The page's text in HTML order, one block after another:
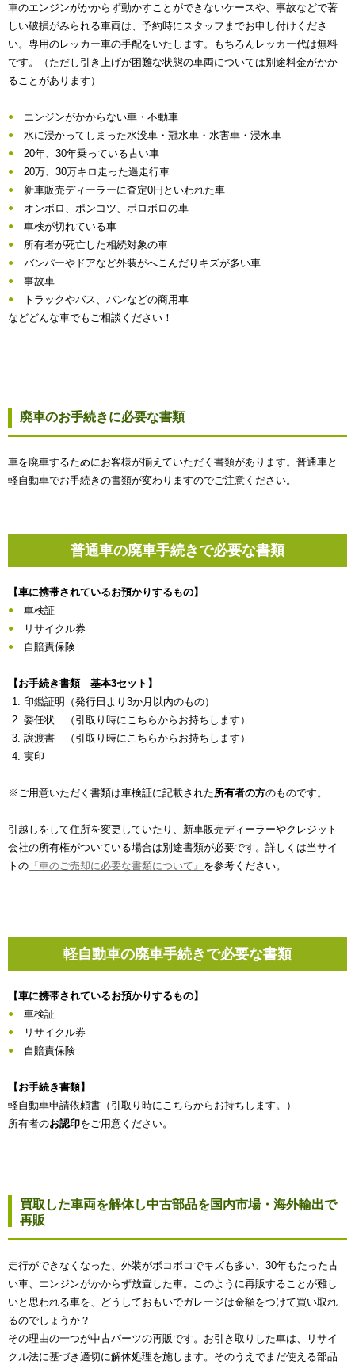
車のエンジンがかからず動かすことができないケースや、事故などで著
しい破損がみられる車両は、予約時にスタッフまでお申し付けくださ
い。専用のレッカー車の手配をいたします。もちろんレッカー代は無料
です。（ただし引き上げが困難な状態の車両については別途料金がかか
ることがあります）
エンジンがかからない車・不動車
水に浸かってしまった水没車・冠水車・水害車・浸水車
20年、30年乗っている古い車
20万、30万キロ走った過走行車
新車販売ディーラーに査定0円といわれた車
オンボロ、ポンコツ、ボロボロの車
車検が切れている車
所有者が死亡した相続対象の車
バンパーやドアなど外装がへこんだりキズが多い車
事故車
トラックやバス、バンなどの商用車
などどんな車でもご相談ください！
廃車のお手続きに必要な書類
車を廃車するためにお客様が揃えていただく書類があります。普通車と
軽自動車でお手続きの書類が変わりますのでご注意ください。
普通車の廃車手続きで必要な書類
【車に携帯されているお預かりするもの】
車検証
リサイクル券
自賠責保険
【お手続き書類 基本3セット】
印鑑証明（発行日より3か月以内のもの）
委任状 （引取り時にこちらからお持ちします）
譲渡書 （引取り時にこちらからお持ちします）
実印
※ご用意いただく書類は車検証に記載された所有者の方のものです。
引越しをして住所を変更していたり、新車販売ディーラーやクレジット
会社の所有権がついている場合は別途書類が必要です。詳しくは当サイ
トの 『車のご売却に必要な書類について』 を参考ください。
軽自動車の廃車手続きで必要な書類
【車に携帯されているお預かりするもの】
車検証
リサイクル券
自賠責保険
【お手続き書類】
軽自動車申請依頼書（引取り時にこちらからお持ちします。）
所有者のお認印をご用意ください。
買取した車両を解体し中古部品を国内市場・海外輸出で
再販
走行ができなくなった、外装がボコボコでキズも多い、30年もたった古
い車、エンジンがかからず放置した車。このように再販することが難し
いと思われる車を、どうしておもいでガレージは金額をつけて買い取れ
るのでしょうか？
その理由の一つが中古パーツの再販です。お引き取りした車は、リサイ
クル法に基づき適切に解体処理を施します。そのうえでまだ使える部品